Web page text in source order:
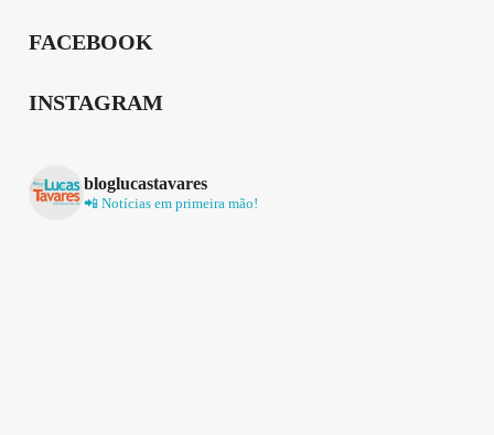
FACEBOOK
INSTAGRAM
bloglucastavares
📲 Notícias em primeira mão!